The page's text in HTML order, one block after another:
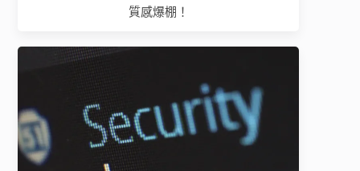
質感爆棚！